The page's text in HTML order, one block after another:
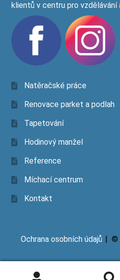
klientů v centru pro vzdělávání
Natěračské práce
Renovace parket a podlah
Tapetování
Hodinový manžel
Reference
Míchací centrum
Kontakt
Ochrana osobních údajů ©